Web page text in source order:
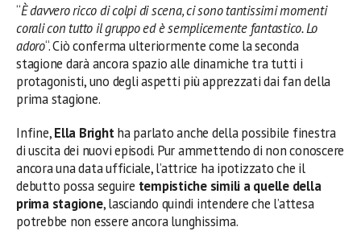
“È davvero ricco di colpi di scena, ci sono tantissimi momenti
corali con tutto il gruppo ed è semplicemente fantastico. Lo
adoro“. Ciò conferma ulteriormente come la seconda
stagione darà ancora spazio alle dinamiche tra tutti i
protagonisti, uno degli aspetti più apprezzati dai fan della
prima stagione.
Infine,Ella Brightha parlato anche della possibile finestra
di uscita dei nuovi episodi. Pur ammettendo di non conoscere
ancora una data ufficiale, l’attrice ha ipotizzato che il
debutto possa seguire tempistiche simili a quelle della
prima stagione, lasciando quindi intendere che l’attesa
potrebbe non essere ancora lunghissima.